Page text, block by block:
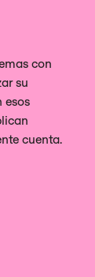
con
su
esos
cuenta.